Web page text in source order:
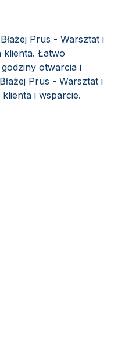
Prus - Warsztat i
klienta. Łatwo
otwarcia i
Prus - Warsztat i
i wsparcie.